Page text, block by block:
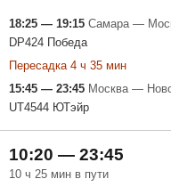
18:25 — 19:15 Самара —
DP424 Победа
Пересадка 4 ч 35 мин
15:45 — 23:45 Москва —
UT4544 ЮТэйр
10:20 — 23:45
10 ч 25 мин в пути